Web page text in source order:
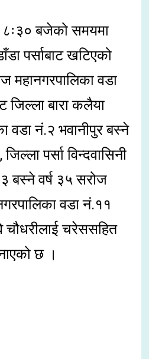
८ः३० बजेको समयमा
पर्साबाट खटिएको
महानगरपालिका वडा
जिल्ला बारा कलैया
वडा नं.२ भवानीपुर बस्ने
पर्सा विन्दवासिनी
बस्ने वर्ष ३५ सरोज
वडा नं.११
चौधरीलाई चरेससहित
छ ।